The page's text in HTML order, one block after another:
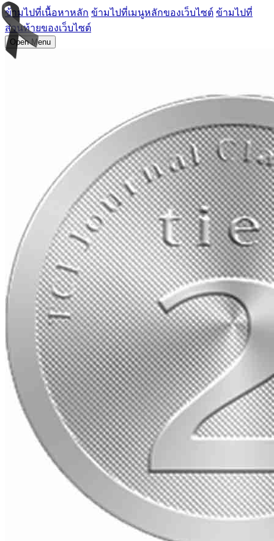
ข้ามไปที่เนื้อหาหลัก ข้ามไปที่เมนูหลักของเว็บไซต์ ข้ามไปที่
ส่วนท้ายของเว็บไซต์
Open Menu